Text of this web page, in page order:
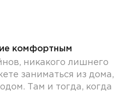
комфортным
никакого лишнего
заниматься из дома,
Там и тогда, когда